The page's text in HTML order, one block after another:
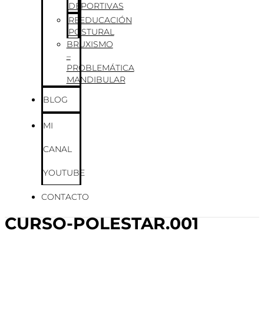
DEPORTIVAS
REEDUCACIÓN
POSTURAL
BRUXISMO
–
PROBLEMÁTICA
MANDIBULAR
BLOG
MI
CANAL
YOUTUBE
CONTACTO
CURSO-POLESTAR.001